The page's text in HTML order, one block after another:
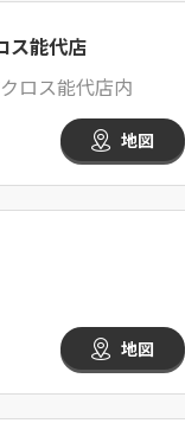
ス能代店
ロス能代店内
地図
地図